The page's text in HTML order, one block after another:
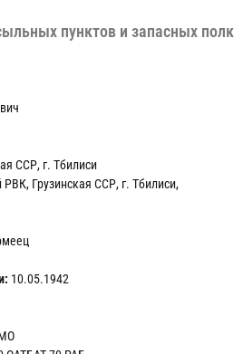
пунктов и запасных
ССР, г. Тбилиси
Грузинская ССР, г. Тбилиси,
10.05.1942